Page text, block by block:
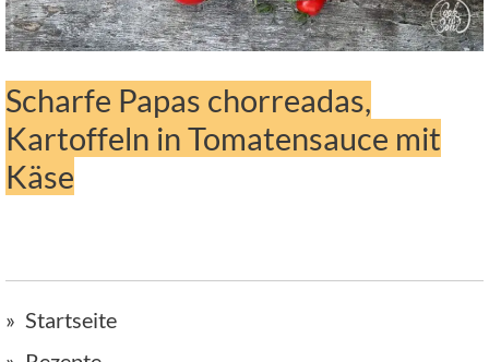
Scharfe Papas chorreadas,
Kartoffeln in Tomatensauce mit
Käse
Startseite